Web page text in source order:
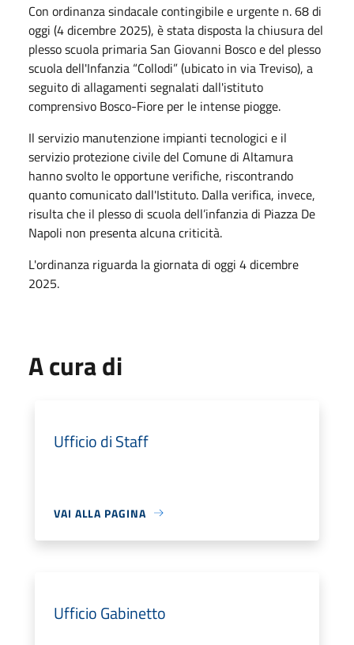
Con ordinanza sindacale contingibile e urgente n. 68 di
oggi (4 dicembre 2025), è stata disposta la chiusura del
plesso scuola primaria San Giovanni Bosco e del plesso
scuola dell'Infanzia “Collodi” (ubicato in via Treviso), a
seguito di allagamenti segnalati dall'istituto
comprensivo Bosco-Fiore per le intense piogge.
Il servizio manutenzione impianti tecnologici e il
servizio protezione civile del Comune di Altamura
hanno svolto le opportune verifiche, riscontrando
quanto comunicato dall'Istituto. Dalla verifica, invece,
risulta che il plesso di scuola dell’infanzia di Piazza De
Napoli non presenta alcuna criticità.
L'ordinanza riguarda la giornata di oggi 4 dicembre
2025.
A cura di
Ufficio di Staff
VAI ALLA PAGINA
Ufficio Gabinetto